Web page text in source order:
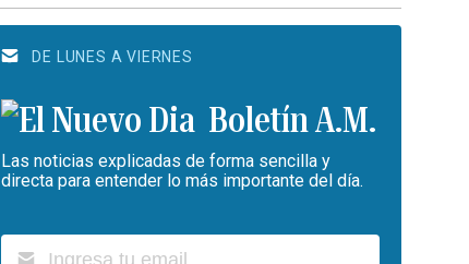
DE LUNES A VIERNES
Boletín A.M.
Las noticias explicadas de forma sencilla y
directa para entender lo más importante del día.